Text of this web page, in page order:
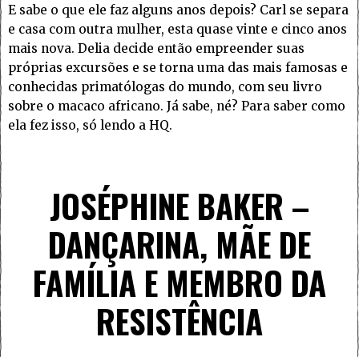
E sabe o que ele faz alguns anos depois? Carl se separa
e casa com outra mulher, esta quase vinte e cinco anos
mais nova. Delia decide então empreender suas
próprias excursões e se torna uma das mais famosas e
conhecidas primatólogas do mundo, com seu livro
sobre o macaco africano. Já sabe, né? Para saber como
ela fez isso, só lendo a HQ.
JOSÉPHINE BAKER –
DANÇARINA, MÃE DE
FAMÍLIA E MEMBRO DA
RESISTÊNCIA